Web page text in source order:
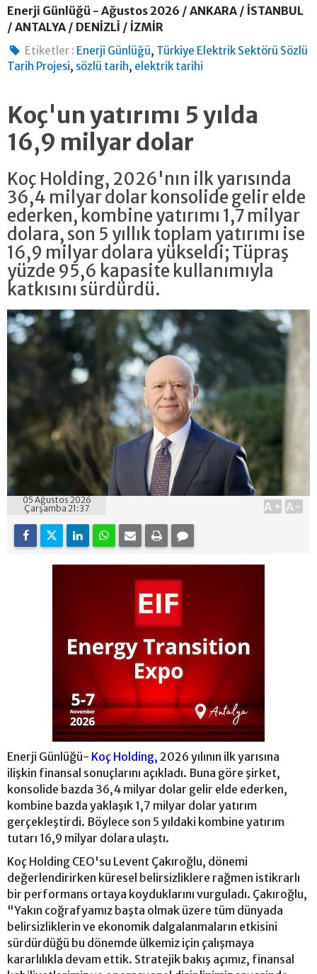
Enerji Günlüğü - Ağustos 2026 / ANKARA / İSTANBUL
/ ANTALYA / DENİZLİ / İZMİR
Etiketler : Enerji Günlüğü, Türkiye Elektrik Sektörü Sözlü
Tarih Projesi, sözlü tarih, elektrik tarihi
Koç'un yatırımı 5 yılda
16,9 milyar dolar
Koç Holding, 2026'nın ilk yarısında
36,4 milyar dolar konsolide gelir elde
ederken, kombine yatırımı 1,7 milyar
dolara, son 5 yıllık toplam yatırımı ise
16,9 milyar dolara yükseldi; Tüpraş
yüzde 95,6 kapasite kullanımıyla
katkısını sürdürdü.
05 Ağustos 2026
Çarşamba 21:37
A+ A-
Enerji Günlüğü- Koç Holding, 2026 yılının ilk yarısına
ilişkin finansal sonuçlarını açıkladı. Buna göre şirket,
konsolide bazda 36,4 milyar dolar gelir elde ederken,
kombine bazda yaklaşık 1,7 milyar dolar yatırım
gerçekleştirdi. Böylece son 5 yıldaki kombine yatırım
tutarı 16,9 milyar dolara ulaştı.
Koç Holding CEO'su Levent Çakıroğlu, dönemi
değerlendirirken küresel belirsizliklere rağmen istikrarlı
bir performans ortaya koyduklarını vurguladı. Çakıroğlu,
"Yakın coğrafyamız başta olmak üzere tüm dünyada
belirsizliklerin ve ekonomik dalgalanmaların etkisini
sürdürdüğü bu dönemde ülkemiz için çalışmaya
kararlılıkla devam ettik. Stratejik bakış açımız, finansal